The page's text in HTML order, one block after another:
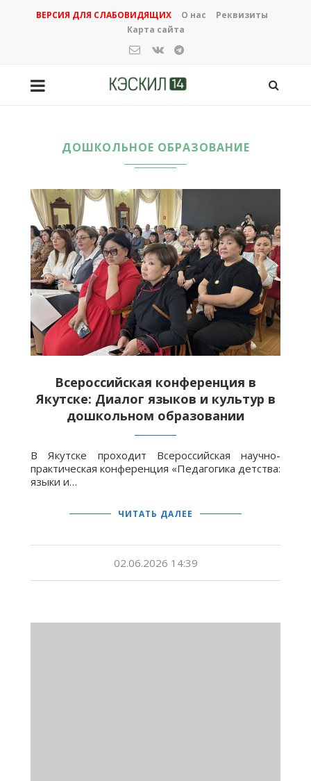
ВЕРСИЯ ДЛЯ СЛАБОВИДЯЩИХ О нас
Реквизиты
Карта сайта
ДОШКОЛЬНОЕ ОБРАЗОВАНИЕ
Всероссийская конференция в
Якутске: Диалог языков и культур в
дошкольном образовании
В Якутске проходит Всероссийская научно-
практическая конференция «Педагогика детства:
языки и…
ЧИТАТЬ ДАЛЕЕ
02.06.2026 14:39